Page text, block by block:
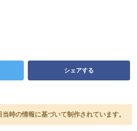
シェアする
時の情報に基づいて制作されています。